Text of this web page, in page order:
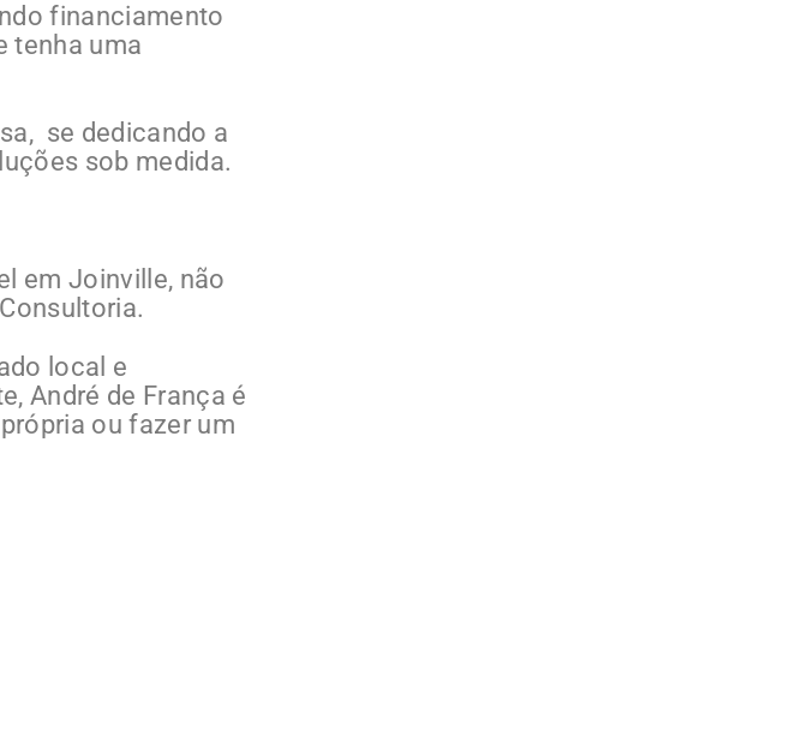
financiamento
tenha uma
se dedicando a
sob medida.
em Joinville, não
local e
André de França é
ou fazer um